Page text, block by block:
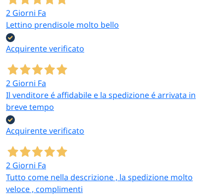
2 Giorni Fa
Lettino prendisole molto bello
Acquirente verificato
2 Giorni Fa
Il venditore é affidabile e la spedizione é arrivata in
breve tempo
Acquirente verificato
2 Giorni Fa
Tutto come nella descrizione , la spedizione molto
veloce , complimenti